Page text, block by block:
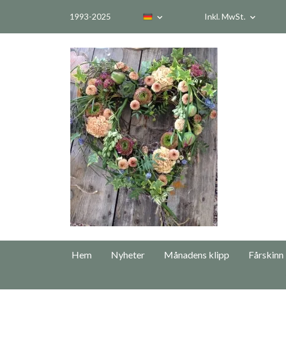
1993-2025 Inkl. MwSt.
Hem Nyheter Månadens klipp Fårskinn